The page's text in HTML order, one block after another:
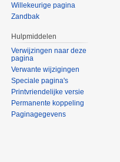
Willekeurige pagina
Zandbak
Hulpmiddelen
Verwijzingen naar deze
pagina
Verwante wijzigingen
Speciale pagina's
Printvriendelijke versie
Permanente koppeling
Paginagegevens